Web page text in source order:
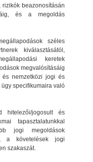
rizikók beazonosításán
és a megoldás
széles
kiválasztásától,
keretek
megvalósításáig
nemzetközi jogi és
specifikumaira való
hitelezői/jogosult és
tapasztalatunkkal
jogi megoldások
a követelések jogi
szakaszát.